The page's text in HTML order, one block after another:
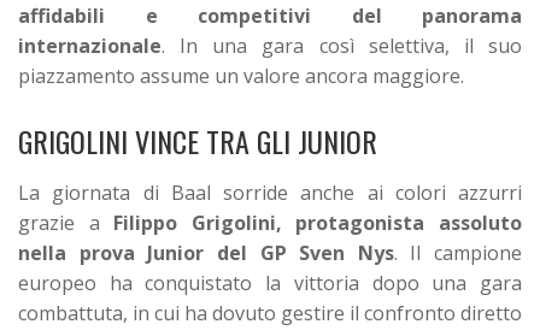
affidabili e competitivi del panorama
internazionale. In una gara così selettiva, il suo
piazzamento assume un valore ancora maggiore.
GRIGOLINI VINCE TRA GLI JUNIOR
La giornata di Baal sorride anche ai colori azzurri
grazie a Filippo Grigolini, protagonista assoluto
nella prova Junior del GP Sven Nys. Il campione
europeo ha conquistato la vittoria dopo una gara
combattuta, in cui ha dovuto gestire il confronto diretto